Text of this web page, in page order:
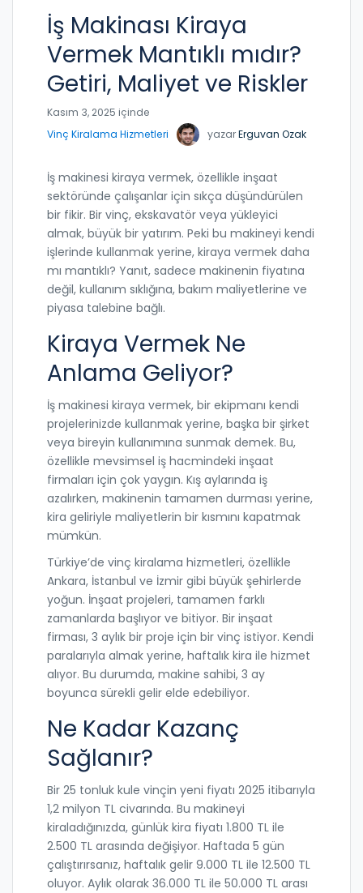
İş Makinası Kiraya
Vermek Mantıklı mıdır?
Getiri, Maliyet ve Riskler
Kasım 3, 2025 içinde
Vinç Kiralama Hizmetleri
yazarErguvan Ozak
İş makinesi kiraya vermek, özellikle inşaat
sektöründe çalışanlar için sıkça düşündürülen
bir fikir. Bir vinç, ekskavatör veya yükleyici
almak, büyük bir yatırım. Peki bu makineyi kendi
işlerinde kullanmak yerine, kiraya vermek daha
mı mantıklı? Yanıt, sadece makinenin fiyatına
değil, kullanım sıklığına, bakım maliyetlerine ve
piyasa talebine bağlı.
Kiraya Vermek Ne
Anlama Geliyor?
İş makinesi kiraya vermek, bir ekipmanı kendi
projelerinizde kullanmak yerine, başka bir şirket
veya bireyin kullanımına sunmak demek. Bu,
özellikle mevsimsel iş hacmindeki inşaat
firmaları için çok yaygın. Kış aylarında iş
azalırken, makinenin tamamen durması yerine,
kira geliriyle maliyetlerin bir kısmını kapatmak
mümkün.
Türkiye’de vinç kiralama hizmetleri, özellikle
Ankara, İstanbul ve İzmir gibi büyük şehirlerde
yoğun. İnşaat projeleri, tamamen farklı
zamanlarda başlıyor ve bitiyor. Bir inşaat
firması, 3 aylık bir proje için bir vinç istiyor. Kendi
paralarıyla almak yerine, haftalık kira ile hizmet
alıyor. Bu durumda, makine sahibi, 3 ay
boyunca sürekli gelir elde edebiliyor.
Ne Kadar Kazanç
Sağlanır?
Bir 25 tonluk kule vinçin yeni fiyatı 2025 itibarıyla
1,2 milyon TL civarında. Bu makineyi
kiraladığınızda, günlük kira fiyatı 1.800 TL ile
2.500 TL arasında değişiyor. Haftada 5 gün
çalıştırırsanız, haftalık gelir 9.000 TL ile 12.500 TL
oluyor. Aylık olarak 36.000 TL ile 50.000 TL arası